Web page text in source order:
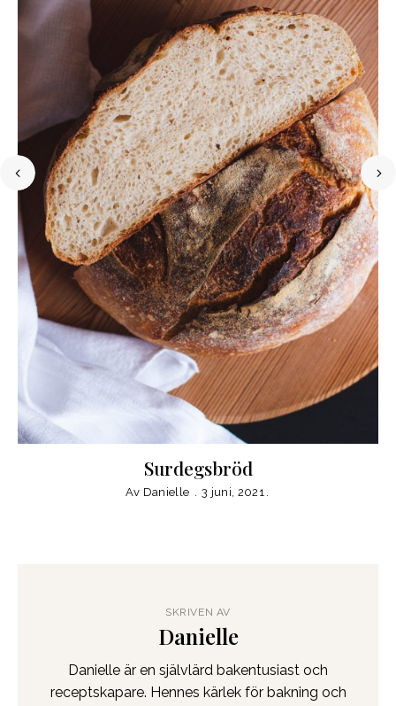
Surdegsbröd
Av Danielle 3 juni, 2021
SKRIVEN AV
Danielle
Danielle är en självlärd bakentusiast och
receptskapare. Hennes kärlek för bakning och